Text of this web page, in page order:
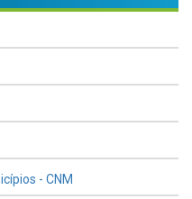
- CNM